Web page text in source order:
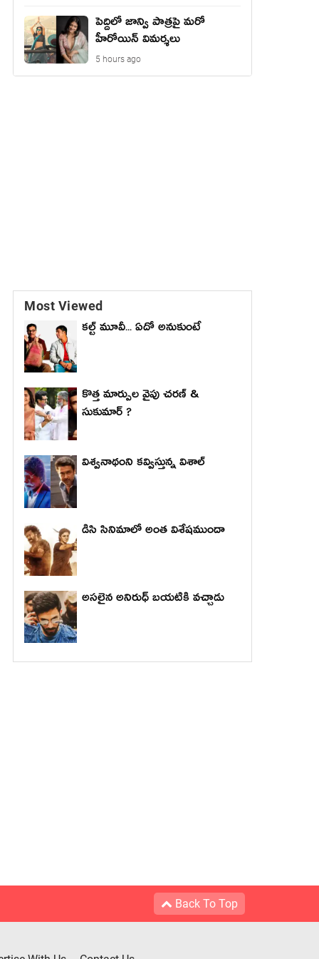
పెద్దిలో జాన్వి పాత్రపై మరో
హీరోయిన్ విమర్శలు
5 hours ago
Most Viewed
కల్ట్ మూవీ... ఏదో అనుకుంటే
కొత్త మార్పుల వైపు చరణ్ &
సుకుమార్ ?
విశ్వనాథంని కవ్విస్తున్న విశాల్
డిసి సినిమాలో అంత విశేషముందా
అసలైన అనిరుధ్ బయటికి వచ్చాడు
Back To Top